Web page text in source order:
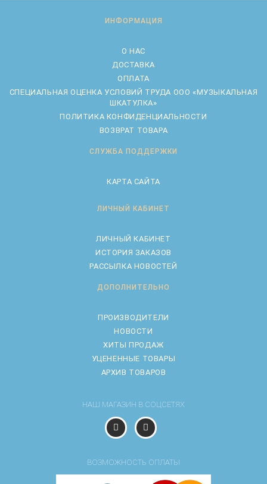
ИНФОРМАЦИЯ
О НАС
ДОСТАВКА
ОПЛАТА
CПЕЦИАЛЬНАЯ ОЦЕНКА УСЛОВИЙ ТРУДА ООО «МУЗЫКАЛЬНАЯ
ШКАТУЛКА»
ПОЛИТИКА КОНФИДЕНЦИАЛЬНОСТИ
ВОЗВРАТ ТОВАРА
СЛУЖБА ПОДДЕРЖКИ
КАРТА САЙТА
ЛИЧНЫЙ КАБИНЕТ
ЛИЧНЫЙ КАБИНЕТ
ИСТОРИЯ ЗАКАЗОВ
РАССЫЛКА НОВОСТЕЙ
ДОПОЛНИТЕЛЬНО
ПРОИЗВОДИТЕЛИ
НОВОСТИ
ХИТЫ ПРОДАЖ
УЦЕНЕННЫЕ ТОВАРЫ
АРХИВ ТОВАРОВ
НАШ МАГАЗИН В СОЦСЕТЯХ
ВОЗМОЖНОСТЬ ОПЛАТЫ